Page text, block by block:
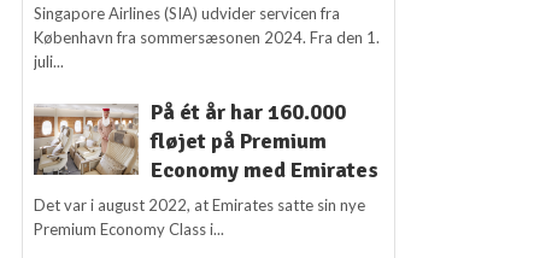
Singapore Airlines (SIA) udvider servicen fra
København fra sommersæsonen 2024. Fra den 1.
juli...
På ét år har 160.000
fløjet på Premium
Economy med Emirates
Det var i august 2022, at Emirates satte sin nye
Premium Economy Class i...